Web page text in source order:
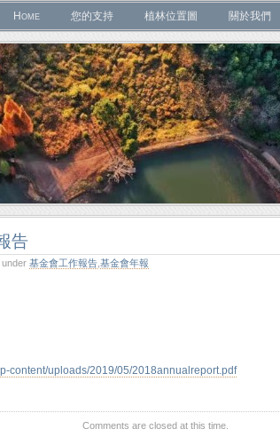
Home 您的支持 植林位置圖 關於我們
告
under 基金會工作報告 基金會年報
content/uploads/2019/05/2018annualreport.pdf
Comments are closed at this time.